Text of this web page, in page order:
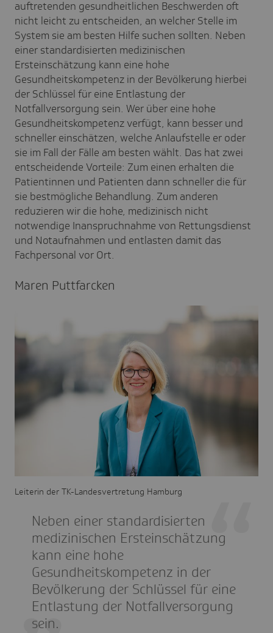
auftretenden gesundheitlichen Beschwerden oft
nicht leicht zu entscheiden, an welcher Stelle im
System sie am besten Hilfe suchen sollten. Neben
einer standardisierten medizinischen
Ersteinschätzung kann eine hohe
Gesundheitskompetenz in der Bevölkerung hierbei
der Schlüssel für eine Entlastung der
Notfallversorgung sein. Wer über eine hohe
Gesundheitskompetenz verfügt, kann besser und
schneller einschätzen, welche Anlaufstelle er oder
sie im Fall der Fälle am besten wählt. Das hat zwei
entscheidende Vorteile: Zum einen erhalten die
Patientinnen und Patienten dann schneller die für
sie bestmögliche Behandlung. Zum anderen
reduzieren wir die hohe, medizinisch nicht
notwendige Inanspruchnahme von Rettungsdienst
und Notaufnahmen und entlasten damit das
Fachpersonal vor Ort.
Maren Puttfarcken
Leiterin der TK-Landesvertretung Hamburg
Neben einer standardisierten
medizinischen Ersteinschätzung
kann eine hohe
Gesundheitskompetenz in der
Bevölkerung der Schlüssel für eine
Entlastung der Notfallversorgung
sein.